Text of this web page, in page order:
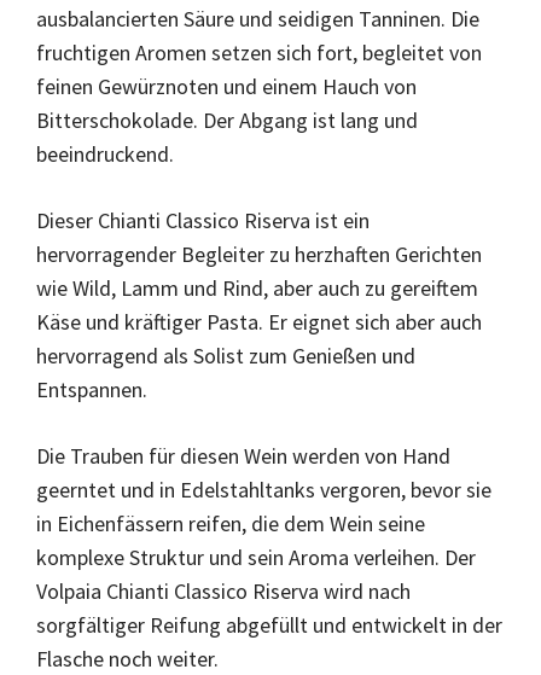
ausbalancierten Säure und seidigen Tanninen. Die
fruchtigen Aromen setzen sich fort, begleitet von
feinen Gewürznoten und einem Hauch von
Bitterschokolade. Der Abgang ist lang und
beeindruckend.
Dieser Chianti Classico Riserva ist ein
hervorragender Begleiter zu herzhaften Gerichten
wie Wild, Lamm und Rind, aber auch zu gereiftem
Käse und kräftiger Pasta. Er eignet sich aber auch
hervorragend als Solist zum Genießen und
Entspannen.
Die Trauben für diesen Wein werden von Hand
geerntet und in Edelstahltanks vergoren, bevor sie
in Eichenfässern reifen, die dem Wein seine
komplexe Struktur und sein Aroma verleihen. Der
Volpaia Chianti Classico Riserva wird nach
sorgfältiger Reifung abgefüllt und entwickelt in der
Flasche noch weiter.